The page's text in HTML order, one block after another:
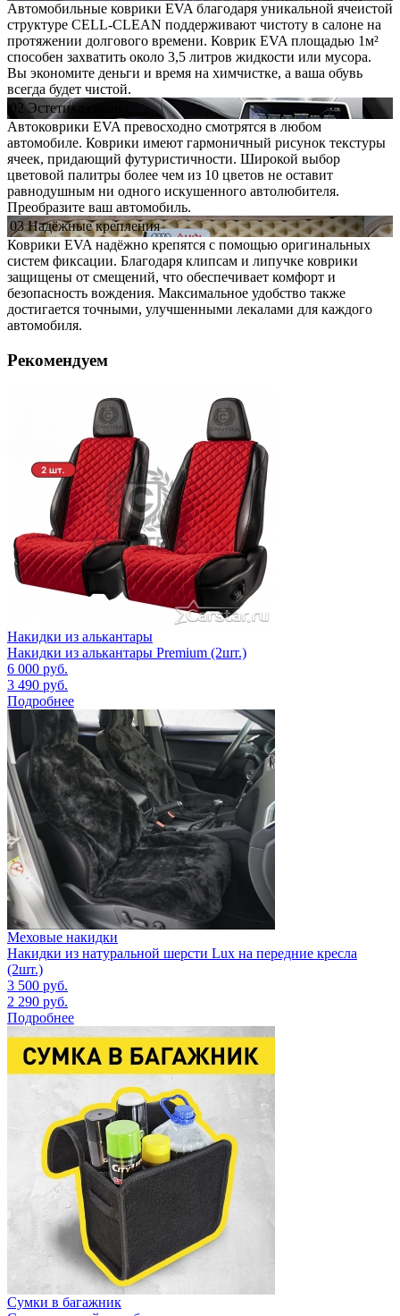
Автомобильные коврики EVA благодаря уникальной ячеистой
структуре CELL-CLEAN поддерживают чистоту в салоне на
протяжении долгового времени. Коврик EVA площадью 1м²
способен захватить около 3,5 литров жидкости или мусора.
Вы экономите деньги и время на химчистке, а ваша обувь
всегда будет чистой.
02 Эстетика
Автоковрики EVA превосходно смотрятся в любом
автомобиле. Коврики имеют гармоничный рисунок текстуры
ячеек, придающий футуристичности. Широкой выбор
цветовой палитры более чем из 10 цветов не оставит
равнодушным ни одного искушенного автолюбителя.
Преобразите ваш автомобиль.
03 Надёжные крепления
Коврики EVA надёжно крепятся с помощью оригинальных
систем фиксации. Благодаря клипсам и липучке коврики
защищены от смещений, что обеспечивает комфорт и
безопасность вождения. Максимальное удобство также
достигается точными, улучшенными лекалами для каждого
автомобиля.
Рекомендуем
Накидки из алькантары
Накидки из алькантары Premium (2шт.)
6 000 руб.
3 490 руб.
Подробнее
Меховые накидки
Накидки из натуральной шерсти Lux на передние кресла
(2шт.)
3 500 руб.
2 290 руб.
Подробнее
Сумки в багажник